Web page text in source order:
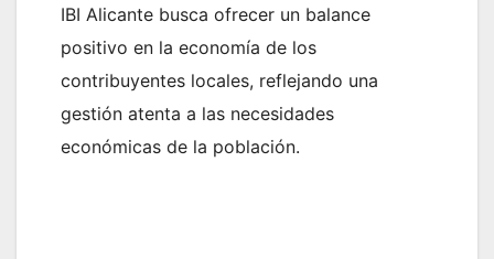
IBI Alicante busca ofrecer un balance
positivo en la economía de los
contribuyentes locales, reflejando una
gestión atenta a las necesidades
económicas de la población.